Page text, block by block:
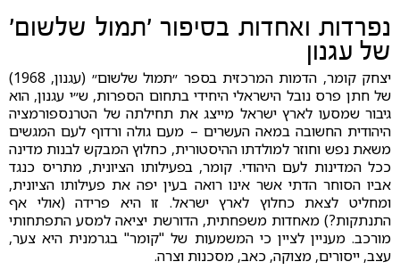
נפרדות ואחדות בסיפור 'תמול שלשום'
של עגנון
יצחק קומר, הדמות המרכזית בספר ״תמול שלשום״ (עגנון, 1968)
של חתן פרס נובל הישראלי היחידי בתחום הספרות, ש״י עגנון, הוא
גיבור שמסעו לארץ ישראל מייצג את תחילתה של הטרנספורמציה
היהודית החשובה במאה העשרים – מעם גולה ורדוף לעם המגשים
משאת נפש וחוזר למולדתו ההיסטורית, כחלוץ המבקש לבנות מדינה
ככל המדינות לעם היהודי. קומר, בפעילותו הציונית, מתריס כנגד
אביו הסוחר הדתי אשר אינו רואה בעין יפה את פעילותו הציונית,
ומחליט לצאת כחלוץ לארץ ישראל. זו היא פרידה (אולי אף
התנתקות?) מאחדות משפחתית, הדורשת יציאה למסע התפתחותי
מורכב. מעניין לציין כי המשמעות של "קומר" בגרמנית היא צער,
עצב, ייסורים, מצוקה, כאב, מסכנות וצרה.